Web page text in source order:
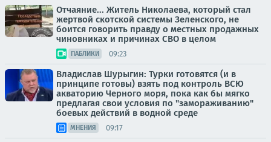
Отчаяние... Житель Николаева, который стал
жертвой скотской системы Зеленского, не
боится говорить правду о местных продажных
чиновниках и причинах СВО в целом
ПАБЛИКИ 09:23
Владислав Шурыгин: Турки готовятся (и в
принципе готовы) взять под контроль ВСЮ
акваторию Черного моря, пока как бы мягко
предлагая свои условия по "замораживанию"
боевых действий в водной среде
МНЕНИЯ 09:17